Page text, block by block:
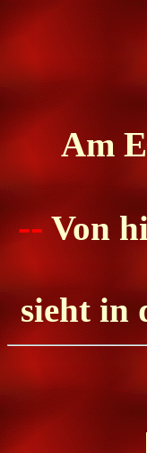
Am
--Von
sieht in